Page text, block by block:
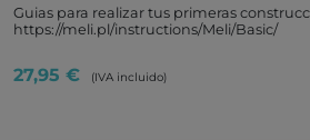
Guias para realizar tus primeras
https://meli.pl/instructions/Meli/Basic/
27,95 € (IVA incluido)